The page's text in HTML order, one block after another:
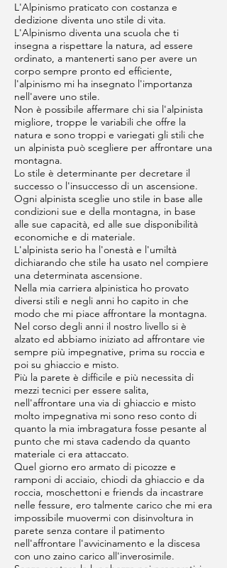
L'Alpinismo praticato con costanza e
dedizione diventa uno stile di vita.
L'Alpinismo diventa una scuola che ti
insegna a rispettare la natura, ad essere
ordinato, a mantenerti sano per avere un
corpo sempre pronto ed efficiente,
l'alpinismo mi ha insegnato l'importanza
nell'avere uno stile.
Non è possibile affermare chi sia l'alpinista
migliore, troppe le variabili che offre la
natura e sono troppi e variegati gli stili che
un alpinista può scegliere per affrontare una
montagna.
Lo stile è determinante per decretare il
successo o l'insuccesso di un ascensione.
Ogni alpinista sceglie uno stile in base alle
condizioni sue e della montagna, in base
alle sue capacità, ed alle sue disponibilità
economiche e di materiale.
L'alpinista serio ha l'onestà e l'umiltà
dichiarando che stile ha usato nel compiere
una determinata ascensione.
Nella mia carriera alpinistica ho provato
diversi stili e negli anni ho capito in che
modo che mi piace affrontare la montagna.
Nel corso degli anni il nostro livello si è
alzato ed abbiamo iniziato ad affrontare vie
sempre più impegnative, prima su roccia e
poi su ghiaccio e misto.
Più la parete è difficile e più necessita di
mezzi tecnici per essere salita,
nell'affrontare una via di ghiaccio e misto
molto impegnativa mi sono reso conto di
quanto la mia imbragatura fosse pesante al
punto che mi stava cadendo da quanto
materiale ci era attaccato.
Quel giorno ero armato di picozze e
ramponi di acciaio, chiodi da ghiaccio e da
roccia, moschettoni e friends da incastrare
nelle fessure, ero talmente carico che mi era
impossibile muovermi con disinvoltura in
parete senza contare il patimento
nell'affrontare l'avvicinamento e la discesa
con uno zaino carico all'inverosimile.